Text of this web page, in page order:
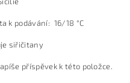
k podávání: 16/18 °C
siřičitany
příspěvek k této položce.